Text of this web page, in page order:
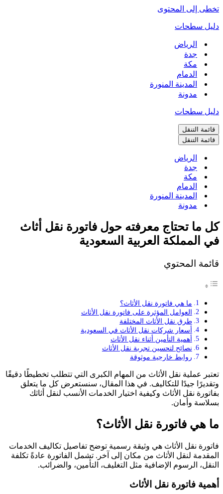
تخطى إلى المحتوى
دليل سطحات
الرياض
جدة
مكة
الدمام
المدينة المنورة
مدونة
دليل سطحات
قائمة التنقل
قائمة التنقل
الرياض
جدة
مكة
الدمام
المدينة المنورة
مدونة
كل ما تحتاج معرفته حول فاتورة نقل أثاث
في المملكة العربية السعودية
قائمة المحتوي
ما هي فاتورة نقل الأثاث؟
العوامل المؤثرة على فاتورة نقل الأثاث
طرق نقل الأثاث المختلفة
أسعار شركات نقل الأثاث في السعودية
أهمية التأمين أثناء نقل الأثاث
نصائح لتحسين تجربة نقل الأثاث
روابط خارجية موثوقة
تعتبر عملية نقل الأثاث من المهام الكبرى التي تتطلب تخطيطًا دقيقًا
وتقديرًا جيدًا للتكاليف. في هذا المقال، سنستعرض كل ما يتعلق
بفاتورة نقل الأثاث وكيفية اختيار الخدمات الأنسب لنقل أثاثك
بسلاسة وأمان.
ما هي فاتورة نقل الأثاث؟
فاتورة نقل الأثاث هي وثيقة رسمية توضح تفاصيل تكاليف الخدمات
المقدمة لنقل الأثاث من مكان إلى آخر. تشمل الفاتورة عادةً تكلفة
النقل، الرسوم الإضافية مثل التغليف، التأمين، والضرائب.
أهمية فاتورة نقل الأثاث